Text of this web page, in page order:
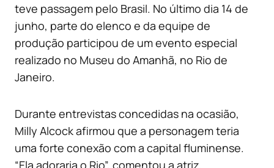
teve passagem pelo Brasil. No último dia 14 de
junho, parte do elenco e da equipe de
produção participou de um evento especial
realizado no Museu do Amanhã, no Rio de
Janeiro.
Durante entrevistas concedidas na ocasião,
Milly Alcock afirmou que a personagem teria
uma forte conexão com a capital fluminense.
“Ela adoraria o Rio”, comentou a atriz.